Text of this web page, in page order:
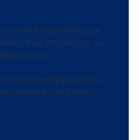
moment verzoeken jouw
Mail ons hiervoor op
de verwerking van jouw
vind je in ons Privacy